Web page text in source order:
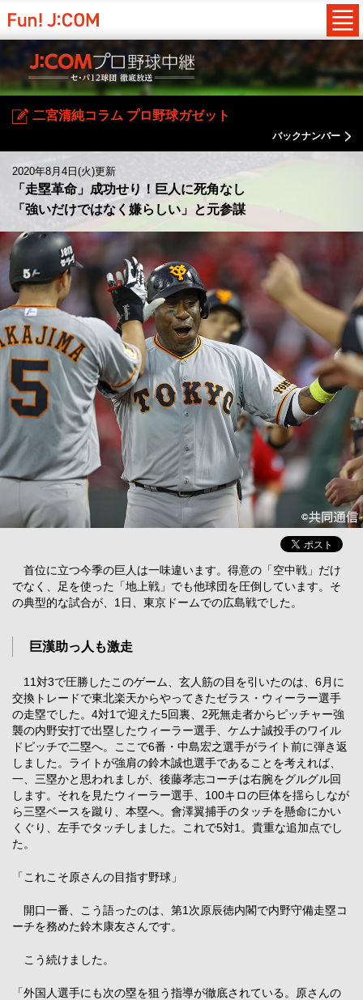
二宮清純コラム プロ野球ガゼット
バックナンバー
2020年8月4日(火)更新
「走塁革命」成功せり！巨人に死角なし
「強いだけではなく嫌らしい」と元参謀
首位に立つ今季の巨人は一味違います。得意の「空中戦」だけ
でなく、足を使った「地上戦」でも他球団を圧倒しています。そ
の典型的な試合が、1日、東京ドームでの広島戦でした。
巨漢助っ人も激走
11対3で圧勝したこのゲーム、玄人筋の目を引いたのは、6月に
交換トレードで東北楽天からやってきたゼラス・ウィーラー選手
の走塁でした。4対1で迎えた5回裏、2死無走者からピッチャー強
襲の内野安打で出塁したウィーラー選手、ケムナ誠投手のワイル
ドピッチで二塁へ。ここで6番・中島宏之選手がライト前に弾き返
しました。ライトが強肩の鈴木誠也選手であることを考えれば、
一、三塁かと思われましが、後藤孝志コーチは右腕をグルグル回
します。それを見たウィーラー選手、100キロの巨体を揺らしなが
ら三塁ベースを蹴り、本塁へ。會澤翼捕手のタッチを懸命にかい
くぐり、左手でタッチしました。これで5対1。貴重な追加点でし
た。
「これこそ原さんの目指す野球」
開口一番、こう語ったのは、第1次原辰徳内閣で内野守備走塁コ
ーチを務めた鈴木康友さんです。
こう続けました。
「外国人選手にも次の塁を狙う指導が徹底されている。原さんの